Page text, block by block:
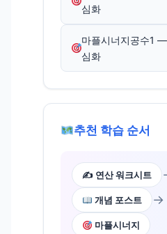
심화
마플시너지공수1
심화
추천 학습 순서
✍️ 연산 워크시트
개념 포스트 →
마플시너지